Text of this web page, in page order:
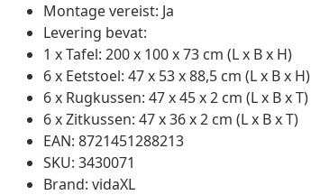
Montage vereist: Ja
Levering bevat:
1 x Tafel: 200 x 100 x 73 cm (L x B x H)
6 x Eetstoel: 47 x 53 x 88,5 cm (L x B x H)
6 x Rugkussen: 47 x 45 x 2 cm (L x B x T)
6 x Zitkussen: 47 x 36 x 2 cm (L x B x T)
EAN: 8721451288213
SKU: 3430071
Brand: vidaXL